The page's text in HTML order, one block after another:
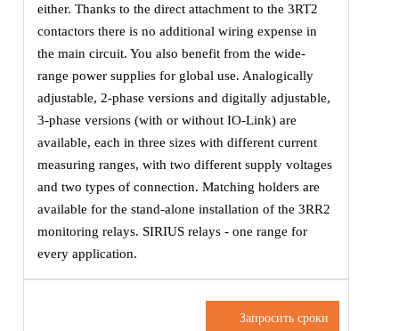
either. Thanks to the direct attachment to the 3RT2
contactors there is no additional wiring expense in
the main circuit. You also benefit from the wide-
range power supplies for global use. Analogically
adjustable, 2-phase versions and digitally adjustable,
3-phase versions (with or without IO-Link) are
available, each in three sizes with different current
measuring ranges, with two different supply voltages
and two types of connection. Matching holders are
available for the stand-alone installation of the 3RR2
monitoring relays. SIRIUS relays - one range for
every application.
Запросить сроки